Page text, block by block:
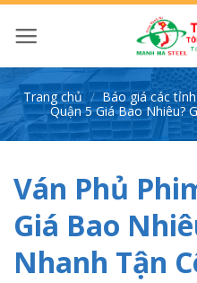
qua
nội
dungTrang chủ / Báo giá các tỉnh
Quận 5 Giá Bao Nhiêu?
Ván Phủ
Giá Bao
Nhanh Tận